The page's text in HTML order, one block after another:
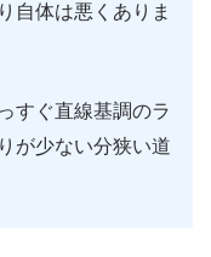
自体は悪くありま
すぐ直線基調のラ
が少ない分狭い道